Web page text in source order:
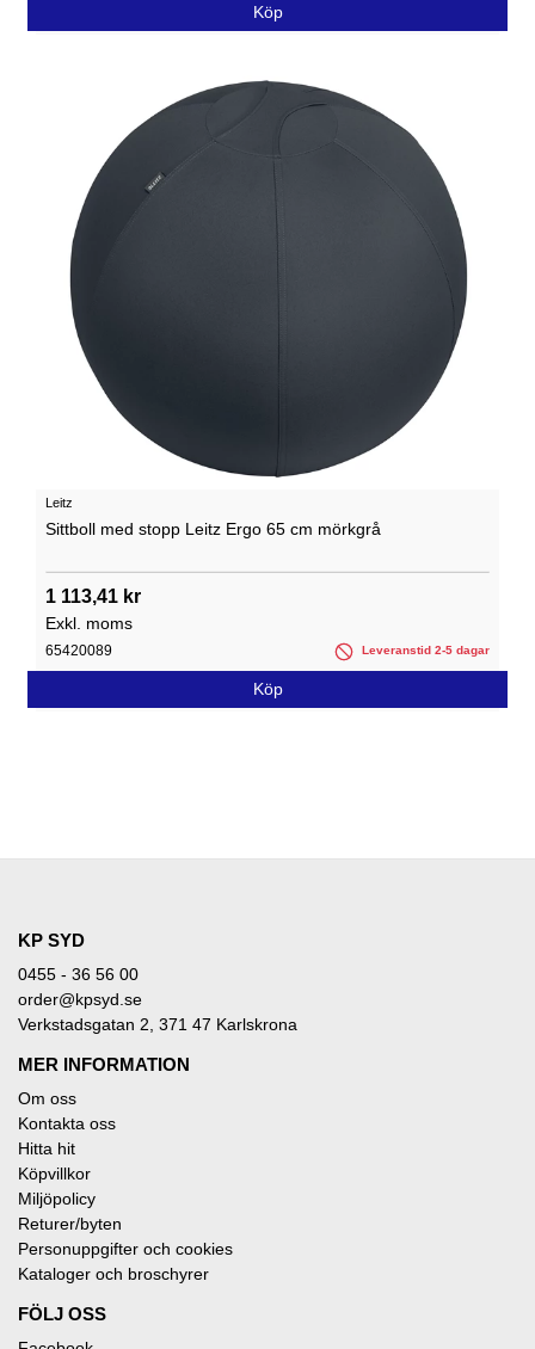
Köp
Leitz
Sittboll med stopp Leitz Ergo 65 cm mörkgrå
1 113,41 kr
Exkl. moms
65420089 Leveranstid 2-5 dagar
Köp
KP SYD
0455 - 36 56 00
order@kpsyd.se
Verkstadsgatan 2, 371 47 Karlskrona
MER INFORMATION
Om oss
Kontakta oss
Hitta hit
Köpvillkor
Miljöpolicy
Returer/byten
Personuppgifter och cookies
Kataloger och broschyrer
FÖLJ OSS